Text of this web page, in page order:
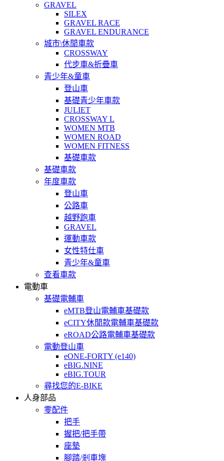
GRAVEL
SILEX
GRAVEL RACE
GRAVEL ENDURANCE
城市\休閒車款
CROSSWAY
代步車&折疊車
青少年&童車
登山車
基礎青少年車款
JULIET
CROSSWAY L
WOMEN MTB
WOMEN ROAD
WOMEN FITNESS
基礎車款
基礎車款
年度車款
登山車
公路車
越野跑車
GRAVEL
運動車款
女性特仕車
青少年&童車
查看車款
電動車
基礎電輔車
eMTB登山電輔車基礎款
eCITY休閒款電輔車基礎款
eROAD公路電輔車基礎款
電動登山車
eONE-FORTY (e140)
eBIG.NINE
eBIG.TOUR
尋找您的E-BIKE
人身部品
零配件
把手
握把/把手帶
座墊
腳踏/剎車塊